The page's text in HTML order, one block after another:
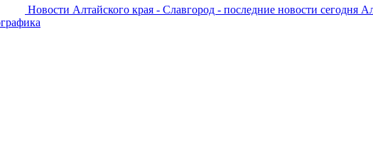
Новости Алтайского края - Славгород - последние новости сегодня